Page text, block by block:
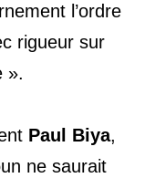
l’ordre
rigueur sur
».
Paul Biya,
ne saurait